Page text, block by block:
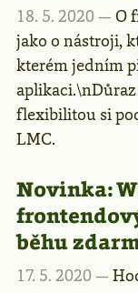
18. 5. 2020 — O
jako o nástroji,
kterém jedním
flexibilitou si
LMC.
Novinka:
běhu
17. 5. 2020 —